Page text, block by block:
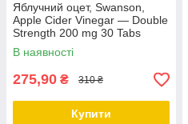
Яблучний оцет, Swanson,
Apple Cider Vinegar — Double
Strength 200 mg 30 Tabs
В наявності
275,90 ₴ 310 ₴
Купити